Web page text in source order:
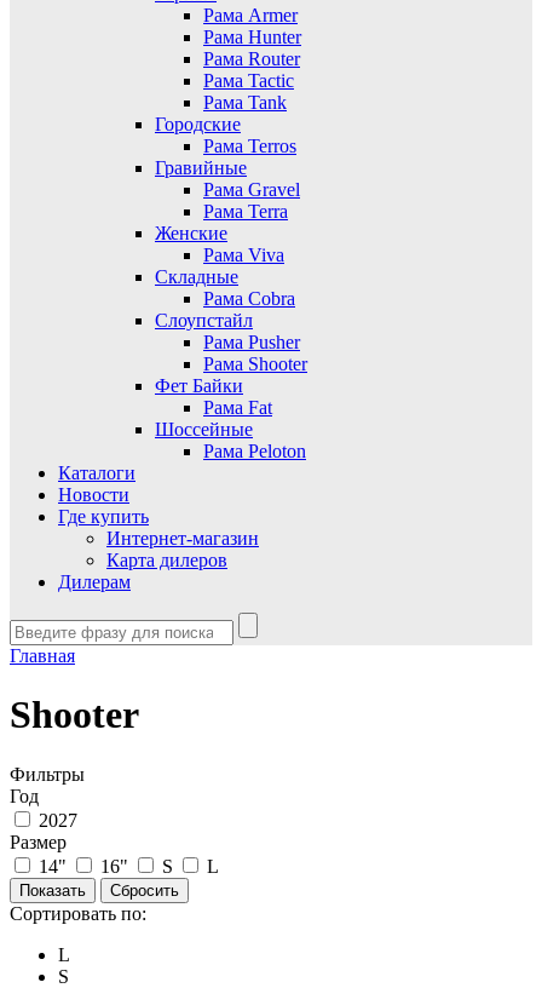
Рама Armer
Рама Hunter
Рама Router
Рама Tactic
Рама Tank
Городские
Рама Terros
Гравийные
Рама Gravel
Рама Terra
Женские
Рама Viva
Складные
Рама Cobra
Слоупстайл
Рама Pusher
Рама Shooter
Фет Байки
Рама Fat
Шоссейные
Рама Peloton
Каталоги
Новости
Где купить
Интернет-магазин
Карта дилеров
Дилерам
Главная
Shooter
Фильтры
Год
2027
Размер
14"
16" S L
Сортировать по:
L
S